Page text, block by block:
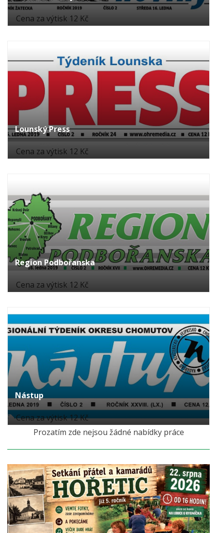
Cena za výtisk 12 Kč
Lounský Press
Cena za výtisk 12 Kč
Region Podbořanska
Cena za výtisk 12 Kč
Nástup
Cena za výtisk 12 Kč
Prozatím zde nejsou žádné nabídky práce